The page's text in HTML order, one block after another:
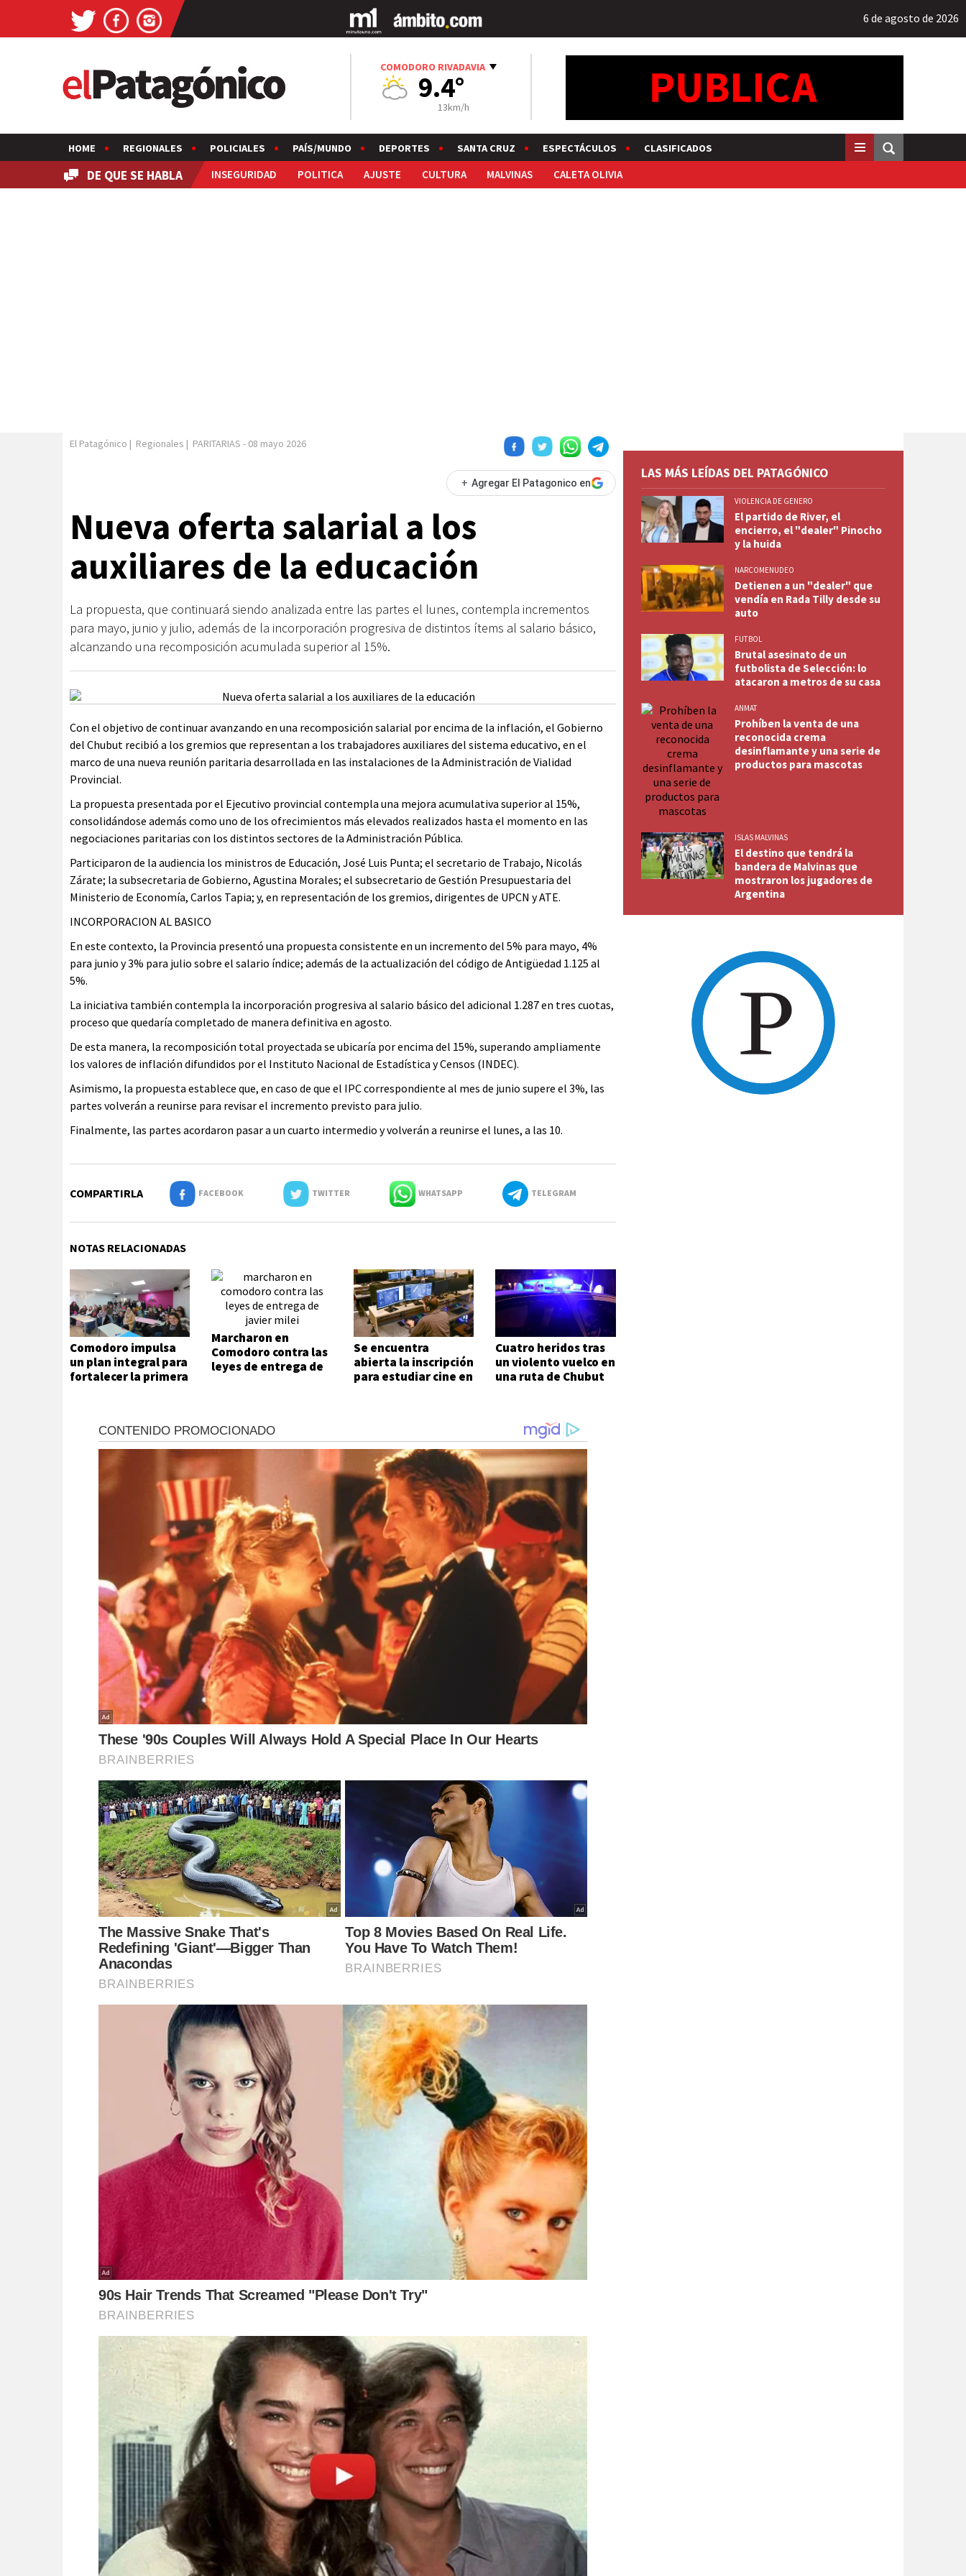
6 de agosto de 2026
COMODORO RIVADAVIA
9.4°
13km/h
HOME REGIONALES POLICIALES PAÍS/MUNDO DEPORTES SANTA CRUZ ESPECTÁCULOS CLASIFICADOS
DE QUE SE HABLA INSEGURIDAD POLITICA AJUSTE CULTURA MALVINAS CALETA OLIVIA
El Patagónico | Regionales | PARITARIAS - 08 mayo 2026
+ Agregar El Patagonico en
Nueva oferta salarial a los
auxiliares de la educación
La propuesta, que continuará siendo analizada entre las partes el lunes, contempla incrementos
para mayo, junio y julio, además de la incorporación progresiva de distintos ítems al salario básico,
alcanzando una recomposición acumulada superior al 15%.
Con el objetivo de continuar avanzando en una recomposición salarial por encima de la inflación, el Gobierno
del Chubut recibió a los gremios que representan a los trabajadores auxiliares del sistema educativo, en el
marco de una nueva reunión paritaria desarrollada en las instalaciones de la Administración de Vialidad
Provincial.
La propuesta presentada por el Ejecutivo provincial contempla una mejora acumulativa superior al 15%,
consolidándose además como uno de los ofrecimientos más elevados realizados hasta el momento en las
negociaciones paritarias con los distintos sectores de la Administración Pública.
Participaron de la audiencia los ministros de Educación, José Luis Punta; el secretario de Trabajo, Nicolás
Zárate; la subsecretaria de Gobierno, Agustina Morales; el subsecretario de Gestión Presupuestaria del
Ministerio de Economía, Carlos Tapia; y, en representación de los gremios, dirigentes de UPCN y ATE.
INCORPORACION AL BASICO
En este contexto, la Provincia presentó una propuesta consistente en un incremento del 5% para mayo, 4%
para junio y 3% para julio sobre el salario índice; además de la actualización del código de Antigüedad 1.125 al
5%.
La iniciativa también contempla la incorporación progresiva al salario básico del adicional 1.287 en tres cuotas,
proceso que quedaría completado de manera definitiva en agosto.
De esta manera, la recomposición total proyectada se ubicaría por encima del 15%, superando ampliamente
los valores de inflación difundidos por el Instituto Nacional de Estadística y Censos (INDEC).
Asimismo, la propuesta establece que, en caso de que el IPC correspondiente al mes de junio supere el 3%, las
partes volverán a reunirse para revisar el incremento previsto para julio.
Finalmente, las partes acordaron pasar a un cuarto intermedio y volverán a reunirse el lunes, a las 10.
COMPARTIRLA FACEBOOK TWITTER WHATSAPP TELEGRAM
NOTAS RELACIONADAS
Comodoro impulsa
un plan integral para
fortalecer la primera
Marcharon en
Comodoro contra las
leyes de entrega de
Se encuentra
abierta la inscripción
para estudiar cine en
Cuatro heridos tras
un violento vuelco en
una ruta de Chubut
LAS MÁS LEÍDAS DEL PATAGÓNICO
VIOLENCIA DE GENERO
El partido de River, el
encierro, el "dealer" Pinocho
y la huida
NARCOMENUDEO
Detienen a un "dealer" que
vendía en Rada Tilly desde su
auto
FUTBOL
Brutal asesinato de un
futbolista de Selección: lo
atacaron a metros de su casa
ANMAT
Prohíben la venta de una
reconocida crema
desinflamante y una serie de
productos para mascotas
ISLAS MALVINAS
El destino que tendrá la
bandera de Malvinas que
mostraron los jugadores de
Argentina